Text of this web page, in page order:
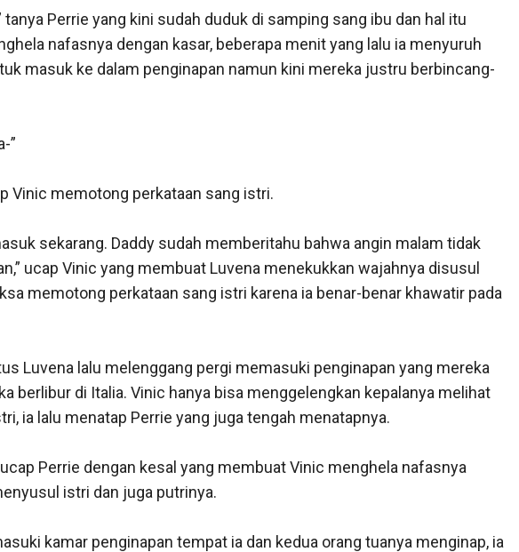
tanya Perrie yang kini sudah duduk di samping sang ibu dan hal itu
nafasnya dengan kasar, beberapa menit yang lalu ia menyuruh
masuk ke dalam penginapan namun kini mereka justru berbincang-
”
Vinic memotong perkataan sang istri.
sekarang. Daddy sudah memberitahu bahwa angin malam tidak
ucap Vinic yang membuat Luvena menekukkan wajahnya disusul
memotong perkataan sang istri karena ia benar-benar khawatir pada
Luvena lalu melenggang pergi memasuki penginapan yang mereka
berlibur di Italia. Vinic hanya bisa menggelengkan kepalanya melihat
ia lalu menatap Perrie yang juga tengah menatapnya.
ucap Perrie dengan kesal yang membuat Vinic menghela nafasnya
istri dan juga putrinya.
kamar penginapan tempat ia dan kedua orang tuanya menginap, ia